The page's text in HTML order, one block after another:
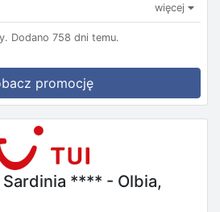
więcej
Dodano 758 dni temu.
promocję
**** - Olbia,